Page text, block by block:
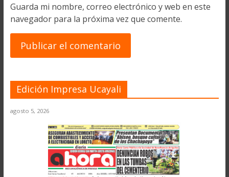
Guarda mi nombre, correo electrónico y web en este
navegador para la próxima vez que comente.
Edición Impresa Ucayali
agosto 5, 2026